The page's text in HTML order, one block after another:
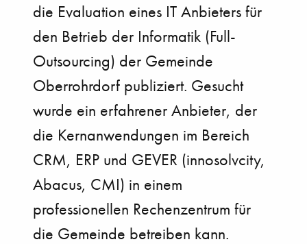
die Evaluation eines IT Anbieters für
den Betrieb der Informatik (Full-
Outsourcing) der Gemeinde
Oberrohrdorf publiziert. Gesucht
wurde ein erfahrener Anbieter, der
die Kernanwendungen im Bereich
CRM, ERP und GEVER (innosolvcity,
Abacus, CMI) in einem
professionellen Rechenzentrum für
die Gemeinde betreiben kann.